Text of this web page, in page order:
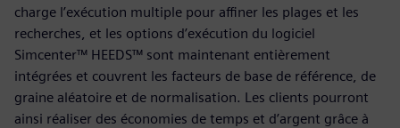
charge l’exécution multiple pour affiner les plages et les
recherches, et les options d’exécution du logiciel
Simcenter™ HEEDS™ sont maintenant entièrement
intégrées et couvrent les facteurs de base de référence, de
graine aléatoire et de normalisation. Les clients pourront
ainsi réaliser des économies de temps et d’argent grâce à